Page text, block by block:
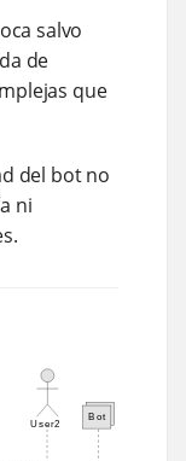
salvo
de
que
del bot no
ni